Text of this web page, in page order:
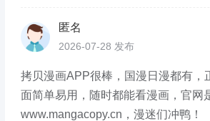
匿名
2026-07-28 发布
拷贝漫画APP很棒，国漫日漫都有，
面简单易用，随时都能看漫画，官网
www.mangacopy.cn，漫迷们冲鸭！